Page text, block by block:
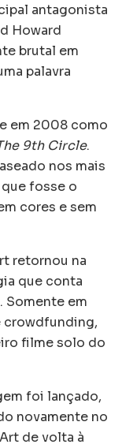
antagonista
Howard
brutal em
palavra
em 2008 como
9th Circle.
nos mais
fosse o
cores e sem
retornou na
que conta
Somente em
crowdfunding,
filme solo do
foi lançado,
novamente no
de volta à